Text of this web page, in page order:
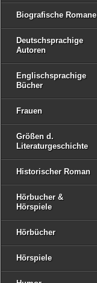
Biografische Romane
Deutschsprachige
Autoren
Englischsprachige
Bücher
Frauen
Größen d.
Literaturgeschichte
Historischer Roman
Hörbucher &
Hörspiele
Hörbücher
Hörspiele